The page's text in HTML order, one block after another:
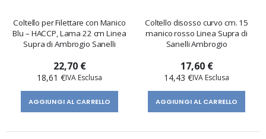
Coltello per Filettare con Manico
Blu – HACCP, Lama 22 cm Linea
Supra di Ambrogio Sanelli
22,70 €
18,61 €
AGGIUNGI AL CARRELLO
Coltello disosso curvo cm. 15
manico rosso Linea Supra di
Sanelli Ambrogio
17,60 €
14,43 €
AGGIUNGI AL CARRELLO